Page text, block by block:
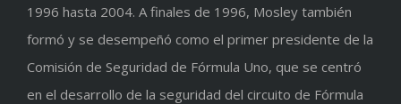
1996 hasta 2004. A finales de 1996, Mosley también
formó y se desempeñó como el primer presidente de la
Comisión de Seguridad de Fórmula Uno, que se centró
en el desarrollo de la seguridad del circuito de Fórmula